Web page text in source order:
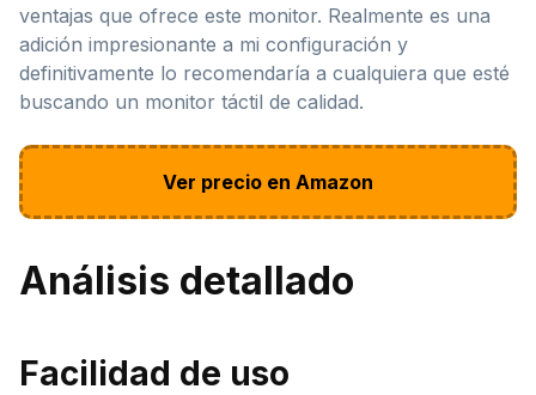
ventajas que ofrece este monitor. Realmente es una
adición impresionante a mi configuración y
definitivamente lo recomendaría a cualquiera que esté
buscando un monitor táctil de calidad.
Ver precio en Amazon
Análisis detallado
Facilidad de uso